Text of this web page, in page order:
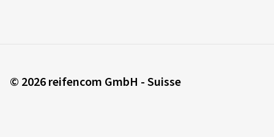
© 2026 reifencom GmbH - Suisse